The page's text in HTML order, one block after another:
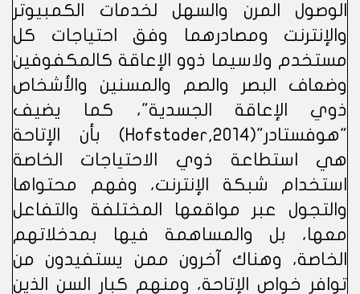
الوصول المرن والسهل لخدمات الكمبيوتر
والإنترنت ومصادرهما وفق احتياجات كل
مستخدم ولاسيما ذوو الإعاقة كالمكفوفين
وضعاف البصر والصم والمسنين والأشخاص
ذوي الإعاقة الجسدية"، كما يضيف
"هوفستادر"(Hofstader,2014) بأن الإتاحة
هي استطاعة ذوي الاحتياجات الخاصة
استخدام شبكة الإنترنت، وفهم محتواها
والتجول عبر مواقعها المختلفة والتفاعل
معها، بل والمساهمة فيها بمدخلاتهم
الخاصة، وهناك آخرون ممن يستفيدون من
توافر خواص الإتاحة، ومنهم كبار السن الذين